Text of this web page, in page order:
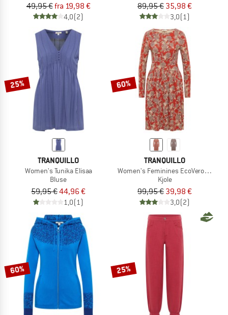
49,95 €fra 19,98 €
4,0(2)
89,95 € 35,98 €
3,0(1)
25%
TRANQUILLO
Women's Tunika Elisaa
Bluse
59,95 €44,96 €
1,0(1)
60%
TRANQUILLO
Women's Feminines EcoVero-Kleid
Kjole
99,95 € 39,98 €
3,0(2)
60% 25%